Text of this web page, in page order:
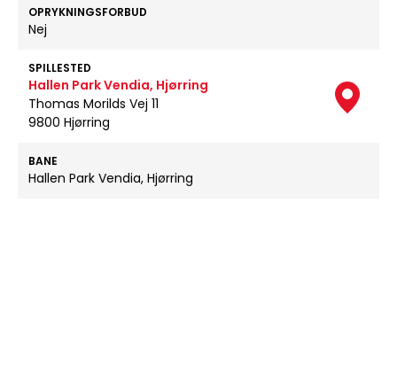
OPRYKNINGSFORBUD
Nej
SPILLESTED
Hallen Park Vendia, Hjørring
Thomas Morilds Vej 11
9800 Hjørring
BANE
Hallen Park Vendia, Hjørring